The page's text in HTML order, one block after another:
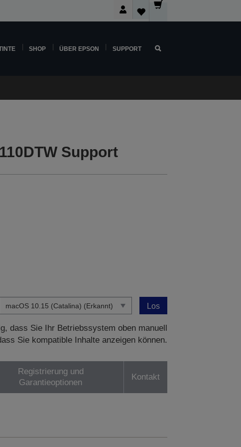
SHOP ÜBER EPSON SUPPORT
Support
Los
dass Sie Ihr Betriebssystem oben manuell
Sie kompatible Inhalte anzeigen können.
Registrierung und
Garantieoptionen
Kontakt